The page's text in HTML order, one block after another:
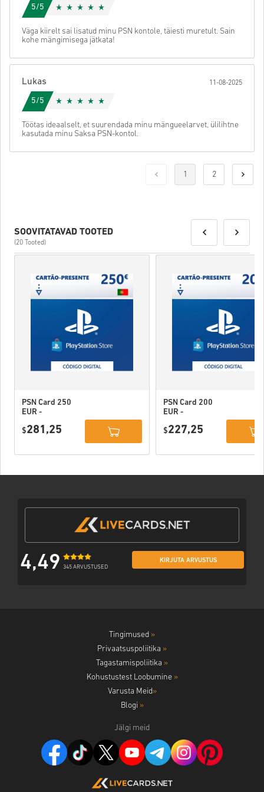
5/5
Väga kiirelt sai lisatud minu PSN kontole, täiesti muretult. Sain
kohe mängimisega jätkata!
Lukas 11-08-2025
5/5
Töötas ideaalselt, et suurendada minu mängueelarvet, ülilihtne
kasutada minu Saksa PSN-kontol.
1 2
SOOVITATAVAD TOOTED
(20 Tooted)
PSN Card 250
EUR -
Network
$281,25
PSN Card 200
EUR -
Network
$227,25
4,49 345 ARVUSTUSED
KIRJUTA ARVUSTUS
Tingimused »
Privaatsuspoliitika »
Tagastamispoliitika »
Kohustustest Loobumine »
Varusta Meid»
Blogi »
Jälgi meid